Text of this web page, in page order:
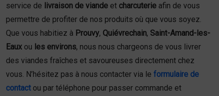
service de livraison de viande et charcuterie afin de vous
permettre de profiter de nos produits où que vous soyez.
Que vous habitiez à Prouvy, Quiévrechain, Saint-Amand-les-
Eaux ou les environs, nous nous chargeons de vous livrer
des viandes fraîches et savoureuses directement chez
vous. N’hésitez pas à nous contacter via le formulaire de
contactou par téléphone pour passer commande et